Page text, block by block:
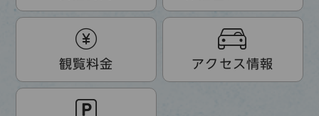
観覧料金 アクセス情報